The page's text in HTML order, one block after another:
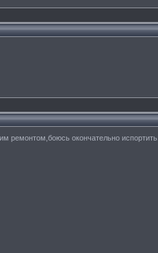
ремонтом,боюсь окончательно